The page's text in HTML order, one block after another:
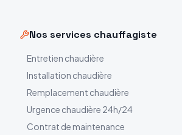
Nos services chauffagiste
Entretien chaudière
Installation chaudière
Remplacement chaudière
Urgence chaudière 24h/24
Contrat de maintenance